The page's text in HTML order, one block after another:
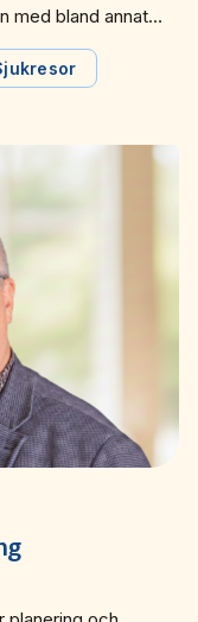
med bland annat